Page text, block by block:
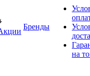
Бренды
на